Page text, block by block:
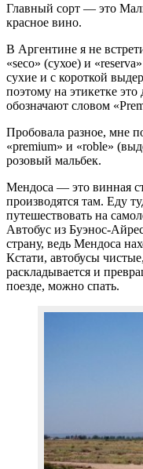
Главный сорт — это
красное вино.
В Аргентине я не
«seco» (сухое) и
сухие и с короткой
поэтому на этикетке
обозначают словом
Пробовала разное, мне
«premium» и «roble»
розовый мальбек.
Мендоса — это винная
производятся там. Еду
путешествовать на
Автобус из Буэнос-
страну, ведь Мендоса
Кстати, автобусы
раскладывается и
поезде, можно спать.